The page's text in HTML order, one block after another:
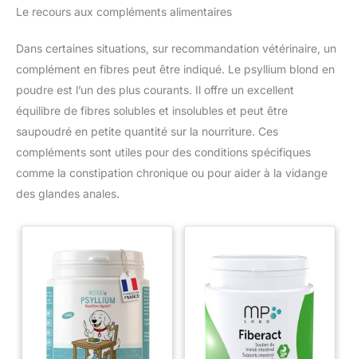
Le recours aux compléments alimentaires
Dans certaines situations, sur recommandation vétérinaire, un
complément en fibres peut être indiqué. Le psyllium blond en
poudre est l’un des plus courants. Il offre un excellent
équilibre de fibres solubles et insolubles et peut être
saupoudré en petite quantité sur la nourriture. Ces
compléments sont utiles pour des conditions spécifiques
comme la constipation chronique ou pour aider à la vidange
des glandes anales.